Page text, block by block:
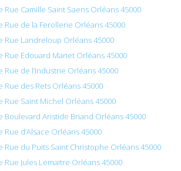
Camille Saint Saens Orléans 45000
Rue de la Ferollerie Orléans 45000
Rue Landreloup Orléans 45000
Rue Édouard Manet Orléans 45000
de l’Industrie Orléans 45000
Rue des Rets Orléans 45000
Rue Saint Michel Orléans 45000
Boulevard Aristide Briand Orléans 45000
d’Alsace Orléans 45000
Rue du Puits Saint Christophe Orléans 45000
Rue Jules Lemaitre Orléans 45000